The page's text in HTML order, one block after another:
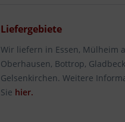
Liefergebiete
Wir liefern in Essen, Mülheim
Oberhausen, Bottrop,
Gelsenkirchen. Weitere
Sie hier.